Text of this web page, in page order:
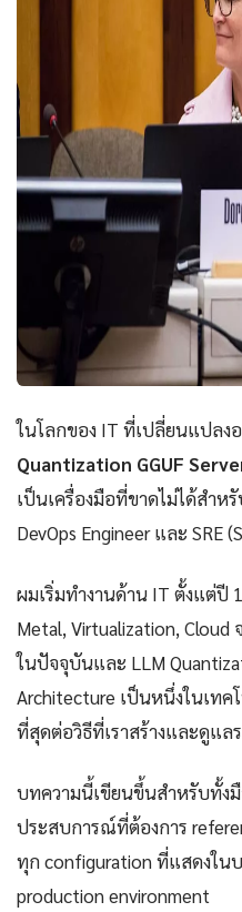
ในโลกของ IT ที่เปลี่ยนแปลงอ
Quantization GGUF
เป็นเครื่องมือที่ขาดไม่ได้สำห
DevOps Engineer และ SRE
ผมเริ่มทำงานด้าน IT ตั้งแต่ปี
Metal, Virtualization, Cloud
ในปัจจุบันและ LLM
Architecture เป็นหนึ่งในเทค
ที่สุดต่อวิธีที่เราสร้างและดูแล
บทความนี้เขียนขึ้นสำหรับทั้ง
ประสบการณ์ที่ต้องการ
ทุก configuration ที่แสดงใน
production environment